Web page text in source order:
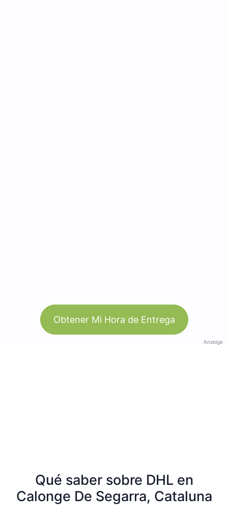
Obtener Mi Hora de Entrega
Anzeige
Qué saber sobre DHL en
Calonge De Segarra, Cataluna